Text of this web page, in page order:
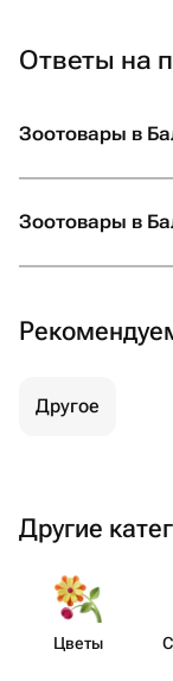
Ответы на
Зоотовары в
Зоотовары в
Другое
Другие
Цветы